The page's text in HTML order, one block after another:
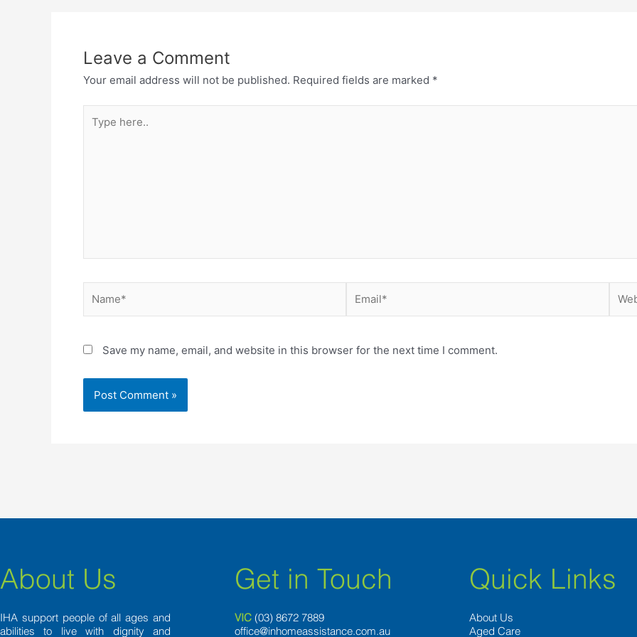
Leave a Comment
Your email address will not be published. Required fields are marked *
here..
Save my name, email, and website in this browser for the next time I comment.
About Us
IHA support people of all ages and
abilities to live with dignity and
Get in Touch
VIC (03) 8672 7889
office@inhomeassistance.com.au
Quick Links
About Us
Aged Care